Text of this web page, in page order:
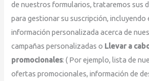
de nuestros formularios, trataremos sus
para gestionar su suscripción, incluyendo
información personalizada acerca de
campañas personalizadas o Llevar a
promocionales: ( Por ejemplo, lista de
ofertas promocionales, información de